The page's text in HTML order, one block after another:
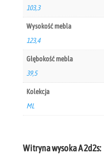
Witryna wysoka A 2d2s:
103,3
Wysokość mebla
123,4
Głębokość mebla
39,5
Kolekcja
ML